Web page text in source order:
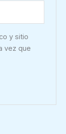
y sitio
vez que